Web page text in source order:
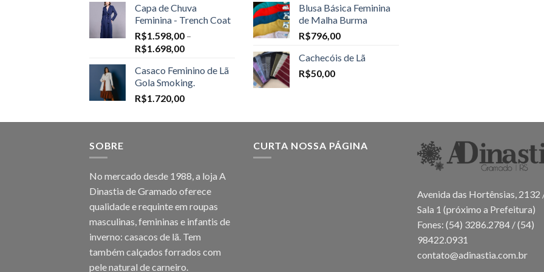
Capa de Chuva
Feminina - Trench Coat
R$1.598,00 –
R$1.698,00Price
R$1.598,00
through
R$1.698,00
Casaco Feminino de Lã
Gola Smoking.
R$1.720,00
Blusa Básica Feminina
de Malha Burma
R$796,00
Cachecóis de Lã
R$50,00
SOBRE
No mercado desde 1988, a loja A
Dinastia de Gramado oferece
qualidade e requinte em roupas
masculinas, femininas e infantis de
inverno: casacos de lã. Tem
também calçados forrados com
pele natural de carneiro.
CURTA NOSSA PÁGINA
Avenida das Hortênsias, 2132
Sala 1 (próximo a Prefeitura)
Fones: (54) 3286.2784 / (54)
98422.0931
contato@adinastia.com.br